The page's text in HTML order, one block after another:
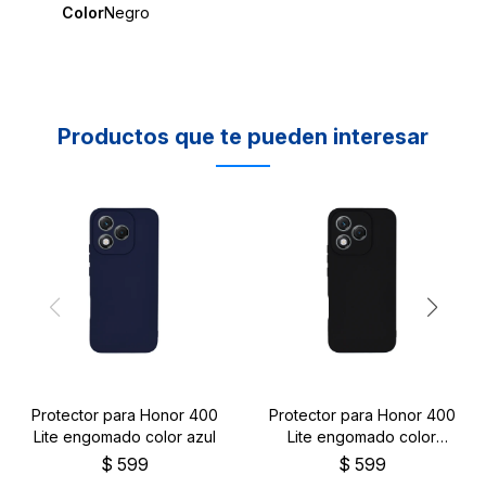
ColorNegro
Productos que te pueden interesar
Protector para Honor 400
Lite engomado color azul
$ 599
Protector para Honor 400
Lite engomado color
negro
$ 599